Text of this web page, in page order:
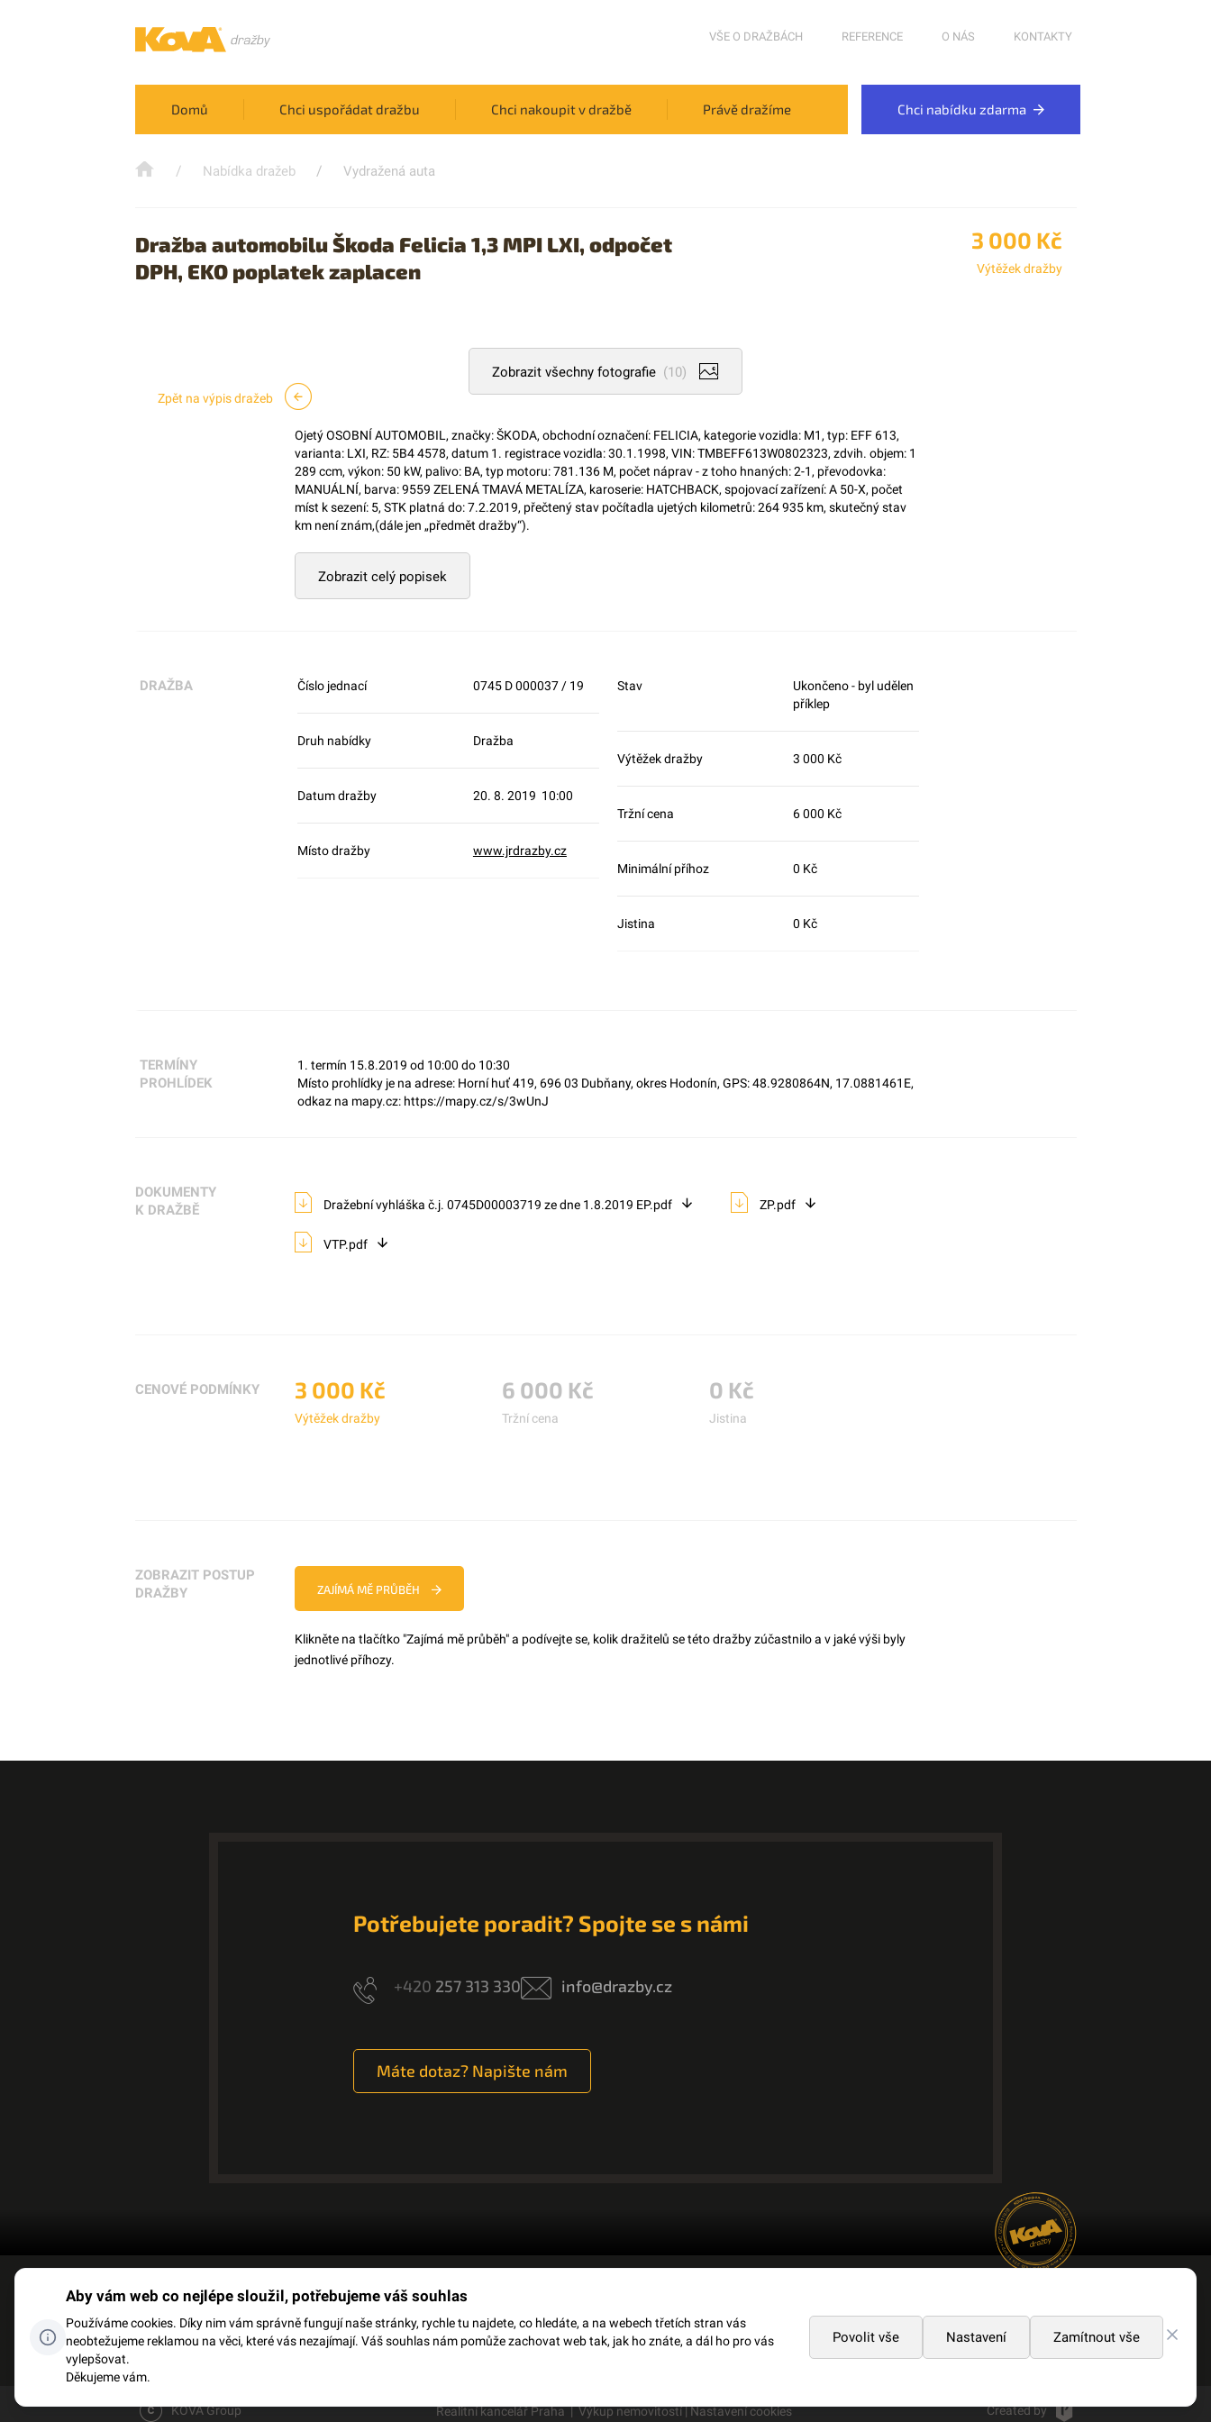
VŠE O DRAŽBÁCH REFERENCE O NÁS KONTAKTY
Domů Chci uspořádat dražbu Chci nakoupit v dražbě Právě dražíme Chci nabídku zdarma
/ Nabídka dražeb / Vydražená auta
Dražba automobilu Škoda Felicia 1,3 MPI LXI, odpočet
DPH, EKO poplatek zaplacen
3 000 Kč
Výtěžek dražby
Zpět na výpis dražeb
Zobrazit všechny fotografie (10)
Ojetý OSOBNÍ AUTOMOBIL, značky: ŠKODA, obchodní označení: FELICIA, kategorie vozidla: M1, typ: EFF 613,
varianta: LXI, RZ: 5B4 4578, datum 1. registrace vozidla: 30.1.1998, VIN: TMBEFF613W0802323, zdvih. objem: 1
289 ccm, výkon: 50 kW, palivo: BA, typ motoru: 781.136 M, počet náprav - z toho hnaných: 2-1, převodovka:
MANUÁLNÍ, barva: 9559 ZELENÁ TMAVÁ METALÍZA, karoserie: HATCHBACK, spojovací zařízení: A 50-X, počet
míst k sezení: 5, STK platná do: 7.2.2019, přečtený stav počítadla ujetých kilometrů: 264 935 km, skutečný stav
km není znám,(dále jen „předmět dražby“).
Zobrazit celý popisek
DRAŽBA Číslo jednací 0745 D 000037 / 19
Druh nabídky Dražba
Datum dražby 20. 8. 2019 10:00
Místo dražby www.jrdrazby.cz
Stav
Ukončeno - byl udělen
příklep
Výtěžek dražby 3 000 Kč
Tržní cena 6 000 Kč
Minimální příhoz 0 Kč
Jistina 0 Kč
TERMÍNY
PROHLÍDEK
1. termín 15.8.2019 od 10:00 do 10:30
Místo prohlídky je na adrese: Horní huť 419, 696 03 Dubňany, okres Hodonín, GPS: 48.9280864N, 17.0881461E,
odkaz na mapy.cz: https://mapy.cz/s/3wUnJ
DOKUMENTY
K DRAŽBĚ
Dražební vyhláška č.j. 0745D00003719 ze dne 1.8.2019 EP.pdf ZP.pdf
VTP.pdf
CENOVÉ PODMÍNKY 3 000 Kč
Výtěžek dražby
6 000 Kč
Tržní cena
0 Kč
Jistina
ZOBRAZIT POSTUP
DRAŽBY
ZAJÍMÁ MĚ PRŮBĚH
Klikněte na tlačítko "Zajímá mě průběh" a podívejte se, kolik dražitelů se této dražby zúčastnilo a v jaké výši byly
jednotlivé příhozy.
Potřebujete poradit? Spojte se s námi
+420 257 313 330 info@drazby.cz
Máte dotaz? Napište nám
FACEBOOK SLOVNÍK POJMŮ OCHRANA OSOBNÍCH ÚDAJŮ JSME OTEVŘENÁ FIRMA
KOVA Group Realitní kancelář Praha|Výkup nemovitostí|Nastavení cookies Created by
Aby vám web co nejlépe sloužil, potřebujeme váš souhlas
Používáme cookies. Díky nim vám správně fungují naše stránky, rychle tu najdete, co hledáte, a na webech třetích stran vás
neobtežujeme reklamou na věci, které vás nezajímají. Váš souhlas nám pomůže zachovat web tak, jak ho znáte, a dál ho pro vás
vylepšovat.
Děkujeme vám.
Povolit vše Nastavení Zamítnout vše